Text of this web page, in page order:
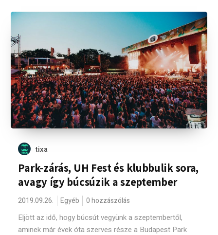
tixa
Park-zárás, UH Fest és klubbulik sora,
avagy így búcsúzik a szeptember
2019.09.26. Egyéb 0 hozzászólás
Eljött az idő, hogy búcsút vegyünk a szeptembertől,
aminek már évek óta szerves része a Budapest Park